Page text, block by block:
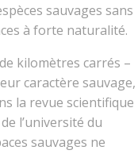
sauvages sans
à forte naturalité.
kilomètres carrés –
caractère sauvage,
la revue scientifique
l’université du
sauvages ne